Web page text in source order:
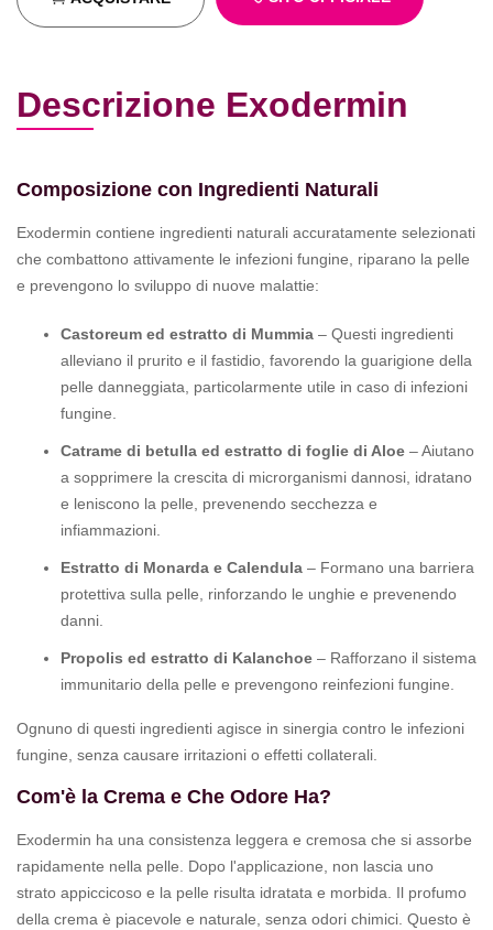
Descrizione Exodermin
Composizione con Ingredienti Naturali
Exodermin contiene ingredienti naturali accuratamente selezionati
che combattono attivamente le infezioni fungine, riparano la pelle
e prevengono lo sviluppo di nuove malattie:
Castoreum ed estratto di Mummia – Questi ingredienti
alleviano il prurito e il fastidio, favorendo la guarigione della
pelle danneggiata, particolarmente utile in caso di infezioni
fungine.
Catrame di betulla ed estratto di foglie di Aloe – Aiutano
a sopprimere la crescita di microrganismi dannosi, idratano
e leniscono la pelle, prevenendo secchezza e
infiammazioni.
Estratto di Monarda e Calendula – Formano una barriera
protettiva sulla pelle, rinforzando le unghie e prevenendo
danni.
Propolis ed estratto di Kalanchoe – Rafforzano il sistema
immunitario della pelle e prevengono reinfezioni fungine.
Ognuno di questi ingredienti agisce in sinergia contro le infezioni
fungine, senza causare irritazioni o effetti collaterali.
Com'è la Crema e Che Odore Ha?
Exodermin ha una consistenza leggera e cremosa che si assorbe
rapidamente nella pelle. Dopo l'applicazione, non lascia uno
strato appiccicoso e la pelle risulta idratata e morbida. Il profumo
della crema è piacevole e naturale, senza odori chimici. Questo è